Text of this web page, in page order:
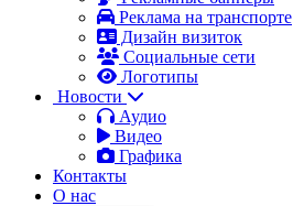
Реклама на транспорте
Дизайн визиток
Социальные сети
Логотипы
Новости
Аудио
Видео
Графика
Контакты
О нас